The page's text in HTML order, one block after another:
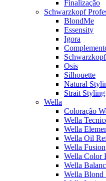
Finalização
Schwarzkopf
BlondMe
Essensity
Igora
Osis
Silhouette
Natural
Strait Styling
Wella
Coloração
Wella
Wella
Wella Oil
Wella Fusion
Wella Color
Wella
Wella Blond